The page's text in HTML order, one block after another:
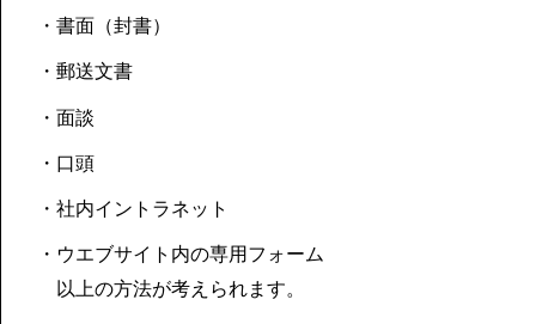
・書面（封書）
・郵送文書
・面談
・口頭
・社内イントラネット
・ウエブサイト内の専用フォーム
以上の方法が考えられます。